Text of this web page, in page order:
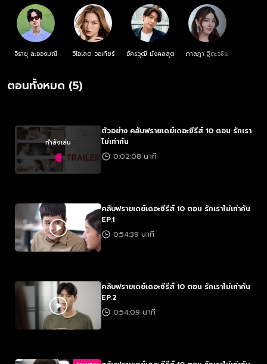
จิรายุ ละอองมณี วิโอเลต วอเทียร์ อัครวุฒิ มังคลสุต ภาลฎา ฐิตะวชิระ
ตอนทั้งหมด (5)
กำลังเล่น
ตัวอย่าง คลับฟรายเดย์เดอะซีรีส์ 10 ตอน รักเรา
ไม่เท่ากัน
0:02:08 นาที
คลับฟรายเดย์เดอะซีรีส์ 10 ตอน รักเราไม่เท่ากัน
EP.1
0:54:39 นาที
คลับฟรายเดย์เดอะซีรีส์ 10 ตอน รักเราไม่เท่ากัน
EP.2
0:54:09 นาที